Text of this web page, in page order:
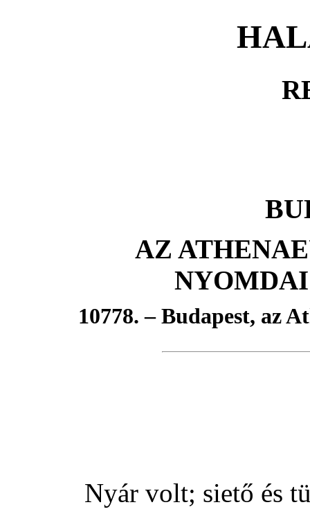
AZ
10778. – Budapest, az
Nyár volt; siető és